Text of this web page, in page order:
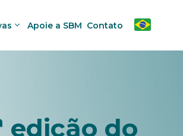
Apoie a SBM Contato
edição do